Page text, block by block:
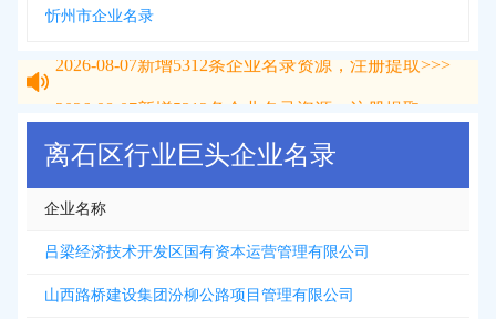
忻州市企业名录
离石区行业巨头企业名录
企业名称
吕梁经济技术开发区国有资本运营管理有限公司
山西路桥建设集团汾柳公路项目管理有限公司